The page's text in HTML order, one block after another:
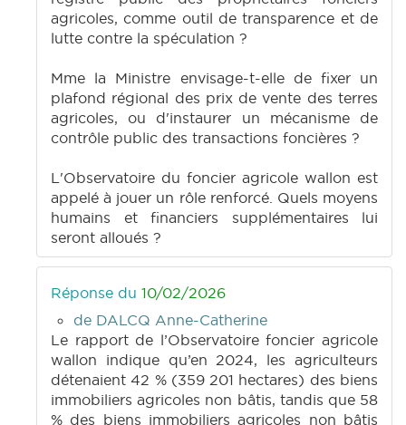
agricoles, comme outil de transparence et de
lutte contre la spéculation ?
Mme la Ministre envisage-t-elle de fixer un
plafond régional des prix de vente des terres
agricoles, ou d'instaurer un mécanisme de
contrôle public des transactions foncières ?
L'Observatoire du foncier agricole wallon est
appelé à jouer un rôle renforcé. Quels moyens
humains et financiers supplémentaires lui
seront alloués ?
Réponse du 10/02/2026
de DALCQ Anne-Catherine
Le rapport de l’Observatoire foncier agricole
wallon indique qu’en 2024, les agriculteurs
détenaient 42 % (359 201 hectares) des biens
immobiliers agricoles non bâtis, tandis que 58
% des biens immobiliers agricoles non bâtis